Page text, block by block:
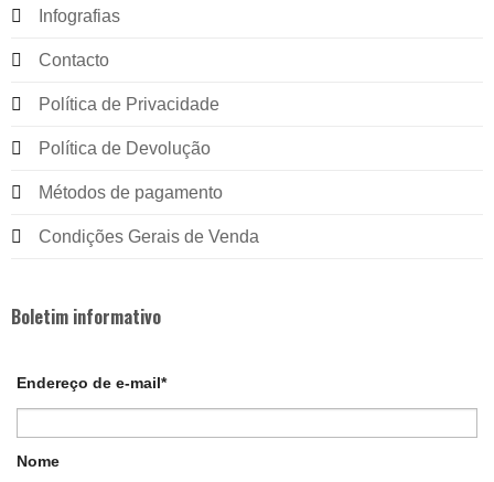
Infografias
Contacto
Política de Privacidade
Política de Devolução
Métodos de pagamento
Condições Gerais de Venda
Boletim informativo
Endereço de e-mail*
Nome